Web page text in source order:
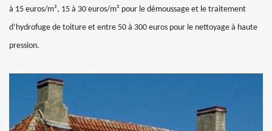
à 15 euros/m², 15 à 30 euros/m² pour le démoussage et le traitement
d’hydrofuge de toiture et entre 50 à 300 euros pour le nettoyage à haute
pression.